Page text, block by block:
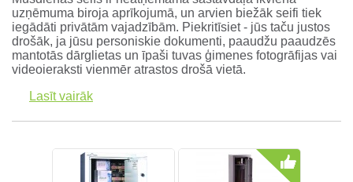
uzņēmuma biroja aprīkojumā, un arvien biežāk seifi tiek
iegādāti privātām vajadzībām. Piekritīsiet - jūs taču justos
drošāk, ja jūsu personiskie dokumenti, paaudžu paaudzēs
mantotās dārglietas un īpaši tuvas ģimenes fotogrāfijas vai
videoieraksti vienmēr atrastos drošā vietā.
Lasīt vairāk